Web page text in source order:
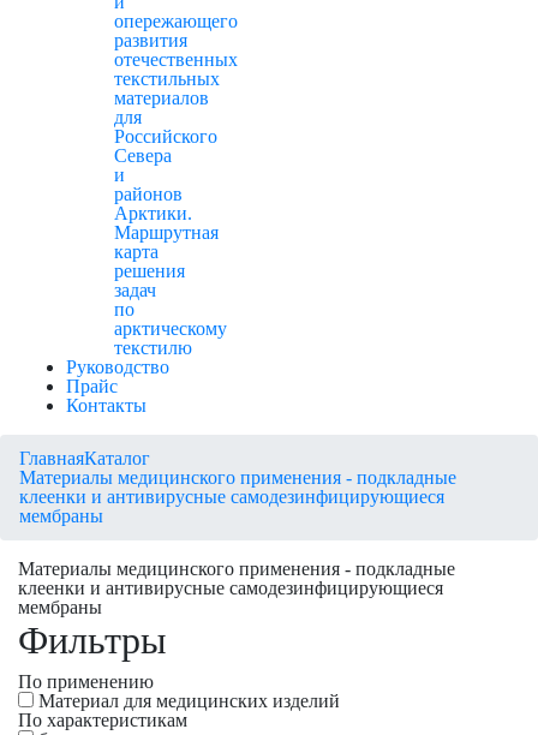
опережающего
развития
отечественных
текстильных
материалов
для
Российского
Севера
и
районов
Арктики.
Маршрутная
карта
решения
задач
по
арктическому
текстилю
Руководство
Прайс
Контакты
ГлавнаяКаталог
Материалы медицинского применения - подкладные
клеенки и антивирусные самодезинфицирующиеся
мембраны
Материалы медицинского применения - подкладные
клеенки и антивирусные самодезинфицирующиеся
мембраны
Фильтры
По применению
Материал для медицинских изделий
По характеристикам